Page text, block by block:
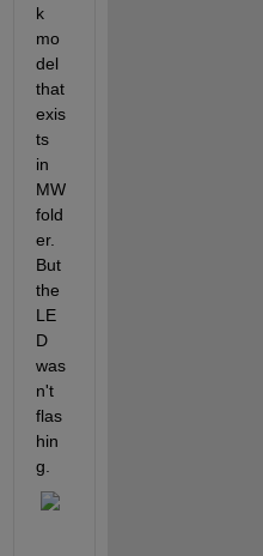
k
mo
del
that
exis
ts
in
MW
fold
er.
But
the
LE
D
was
n't
flas
hin
g.